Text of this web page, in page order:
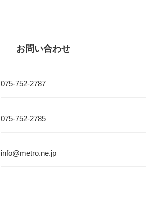
お問い合わせ
075-752-2787
075-752-2785
info@metro.ne.jp